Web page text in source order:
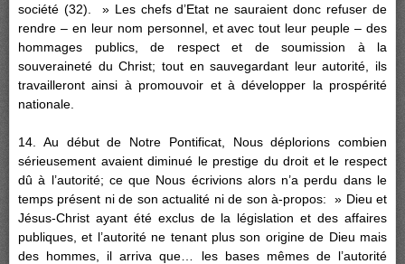
société (32). » Les chefs d’Etat ne sauraient donc refuser de
rendre – en leur nom personnel, et avec tout leur peuple – des
hommages publics, de respect et de soumission à la
souveraineté du Christ; tout en sauvegardant leur autorité, ils
travailleront ainsi à promouvoir et à développer la prospérité
nationale.
14. Au début de Notre Pontificat, Nous déplorions combien
sérieusement avaient diminué le prestige du droit et le respect
dû à l’autorité; ce que Nous écrivions alors n’a perdu dans le
temps présent ni de son actualité ni de son à-propos: » Dieu et
Jésus-Christ ayant été exclus de la législation et des affaires
publiques, et l’autorité ne tenant plus son origine de Dieu mais
des hommes, il arriva que… les bases mêmes de l’autorité